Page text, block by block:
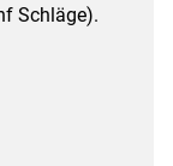
Schläge).